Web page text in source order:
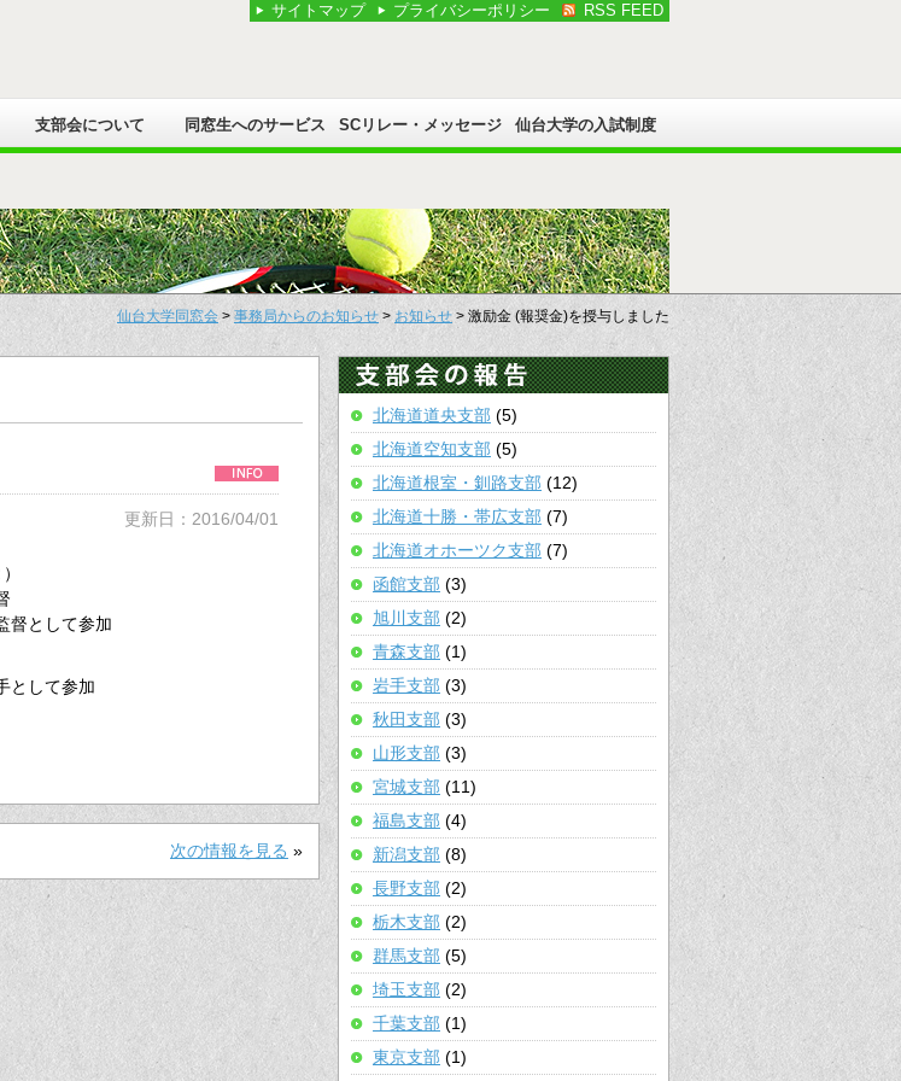
サイトマップ プライバシーポリシー RSS FEED
支部会について 同窓生へのサービス SCリレー・メッセージ 仙台大学の入試制度
仙台大学同窓会 > 事務局からのお知らせ > お知らせ > 激励金 (報奨金)を授与しました
更新日：2016/04/01
督として参加
として参加
次の情報を見る »
北海道道央支部 (5)
北海道空知支部 (5)
北海道根室・釧路支部 (12)
北海道十勝・帯広支部 (7)
北海道オホーツク支部 (7)
函館支部 (3)
旭川支部 (2)
青森支部 (1)
岩手支部 (3)
秋田支部 (3)
山形支部 (3)
宮城支部 (11)
福島支部 (4)
新潟支部 (8)
長野支部 (2)
栃木支部 (2)
群馬支部 (5)
埼玉支部 (2)
千葉支部 (1)
東京支部 (1)